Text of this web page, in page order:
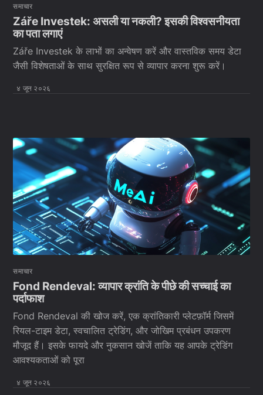
समाचार
Záře Investek: असली या नकली? इसकी विश्वसनीयता
का पता लगाएं
Záře Investek के लाभों का अन्वेषण करें और वास्तविक समय डेटा
जैसी विशेषताओं के साथ सुरक्षित रूप से व्यापार करना शुरू करें।
४ जून २०२६
समाचार
Fond Rendeval: व्यापार क्रांति के पीछे की सच्चाई का
पर्दाफाश
Fond Rendeval की खोज करें, एक क्रांतिकारी प्लेटफ़ॉर्म जिसमें
रियल-टाइम डेटा, स्वचालित ट्रेडिंग, और जोखिम प्रबंधन उपकरण
मौजूद हैं। इसके फायदे और नुकसान खोजें ताकि यह आपके ट्रेडिंग
आवश्यकताओं को पूरा
४ जून २०२६